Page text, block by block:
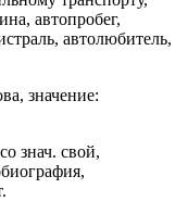
автопробег,
автолюбитель,
значение:
знач. свой,